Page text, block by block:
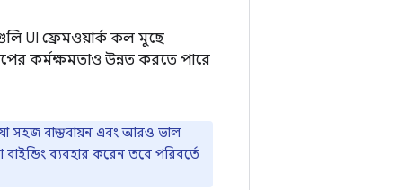
UI ফ্রেমওয়ার্ক কল মুছে
কর্মক্ষমতাও উন্নত করতে পারে
যা সহজ বাস্তবায়ন এবং আরও ভাল
ব্যবহার করেন তবে পরিবর্তে